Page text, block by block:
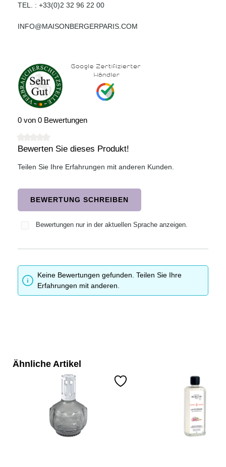
TEL. : +33(0)2 32 96 22 00
INFO@MAISONBERGERPARIS.COM
0 von 0 Bewertungen
Durchschnittliche Bewertung von 0 von 5 Sternen
Bewerten Sie dieses Produkt!
Teilen Sie Ihre Erfahrungen mit anderen Kunden.
BEWERTUNG SCHREIBEN
Bewertungen nur in der aktuellen Sprache anzeigen.
Keine Bewertungen gefunden. Teilen Sie Ihre
Erfahrungen mit anderen.
Ähnliche Artikel